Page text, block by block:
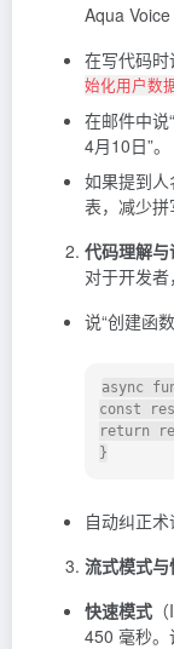
Aqua Voice
在写代码时
始化用户数
在邮件中说
4月10日”。
如果提到人
表，减少拼
代码理解
对于开发者
说“创建函
async
const
return
自动纠正术
流式模式
快速模式
450 毫秒。